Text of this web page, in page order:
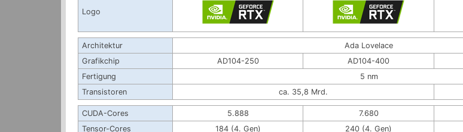
Logo
Architektur
Ada Lovelace
Grafikchip
AD104-250 AD104-400
Fertigung
5 nm
Transistoren
ca. 35,8 Mrd.
CUDA-Cores 5.888 7.680
Tensor-Cores
184 (4. Gen) 240 (4. Gen)